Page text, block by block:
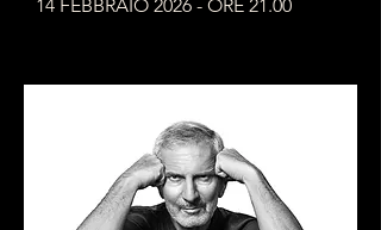
14 FEBBRAIO 2026 - ORE 21.00